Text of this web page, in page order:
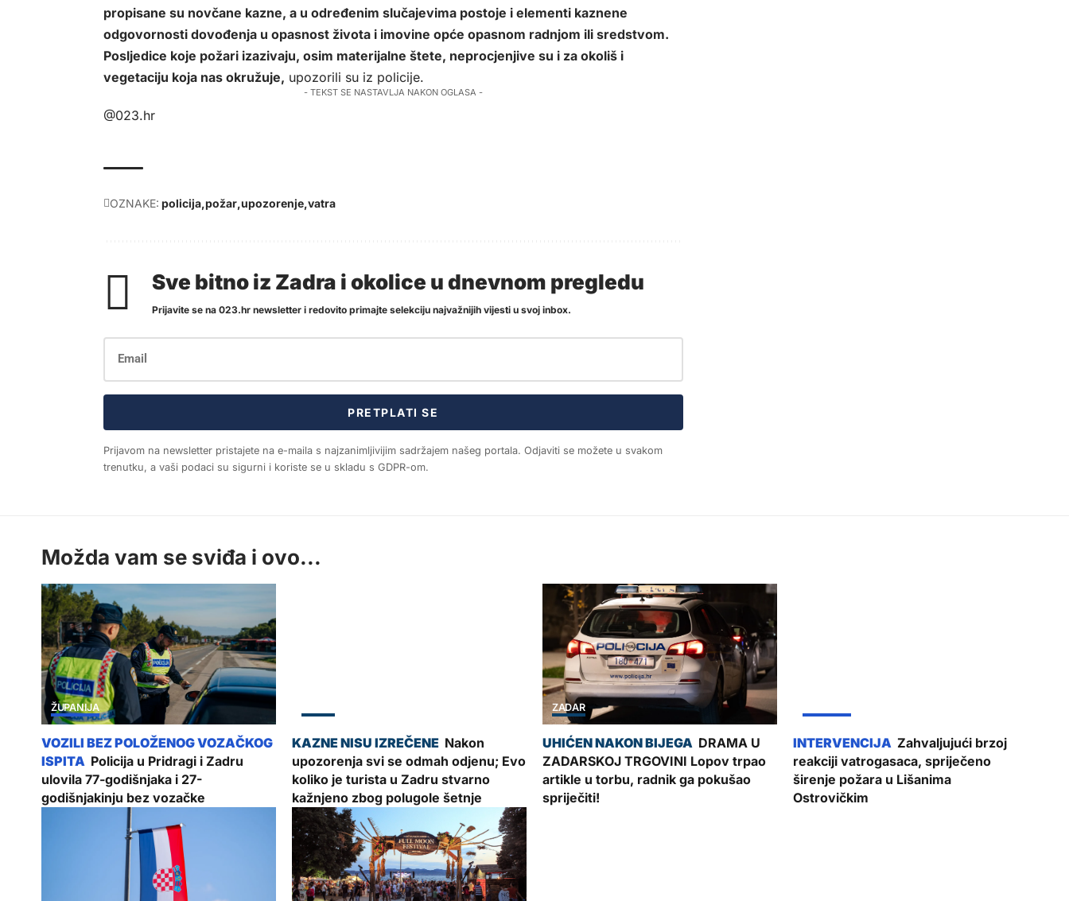
propisane su novčane kazne, a u određenim slučajevima postoje i elementi kaznene
odgovornosti dovođenja u opasnost života i imovine opće opasnom radnjom ili sredstvom.
Posljedice koje požari izazivaju, osim materijalne štete, neprocjenjive su i za okoliš i
vegetaciju koja nas okružuje, upozorili su iz policije.
- TEKST SE NASTAVLJA NAKON OGLASA -
@023.hr
OZNAKE: policija požar upozorenje vatra
Sve bitno iz Zadra i okolice u dnevnom pregledu
Prijavite se na 023.hr newsletter i redovito primajte selekciju najvažnijih vijesti u svoj inbox.
PRETPLATI SE
Prijavom na newsletter pristajete na e-maila s najzanimljivijim sadržajem našeg portala. Odjaviti se možete u svakom
trenutku, a vaši podaci su sigurni i koriste se u skladu s GDPR-om.
Možda vam se sviđa i ovo...
ŽUPANIJA
Policija u Pridragi i Zadru
ulovila 77-godišnjaka i 27-
godišnjakinju bez vozačke
Nakon
upozorenja svi se odmah odjenu; Evo
koliko je turista u Zadru stvarno
kažnjeno zbog polugole šetnje
ZADAR
DRAMA U
ZADARSKOJ TRGOVINI Lopov trpao
artikle u torbu, radnik ga pokušao
spriječiti!
Zahvaljujući brzoj
reakciji vatrogasaca, spriječeno
širenje požara u Lišanima
Ostrovičkim